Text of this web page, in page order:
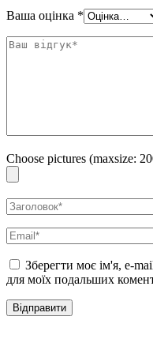
Нанесіть необхідну кількість
змийте.
Ваша оцінка *
Choose pictures (maxsize:
Зберегти моє ім'я, e-
для моїх подальших